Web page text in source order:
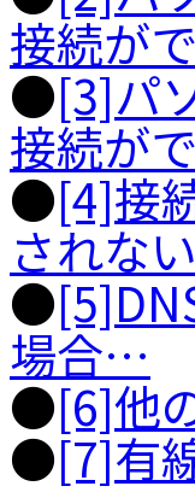
接続が
●[3]パ
接続が
●[4]接
されな
●
場合…
●[6]他
●[7]有